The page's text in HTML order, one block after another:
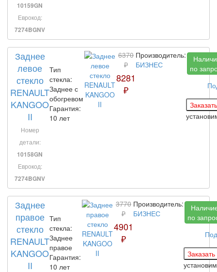
10159GN
Еврокод:
7274BGNV
Заднее
левое
стекло
RENAULT
KANGOO
II
Номер
детали:
10158GN
Еврокод:
7274BGNV
Тип
стекла:
Заднее с
обогревом
Гарантия:
10 лет
6370
₽
8281
₽
Производитель:
БИЗНЕС
по
Заднее
правое
стекло
RENAULT
KANGOO
II
Тип
стекла:
Заднее
правое
Гарантия:
10 лет
3770
₽
4901
₽
Производитель:
БИЗНЕС
по